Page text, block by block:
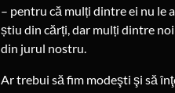
– pentru că mulți dintre ei nu le
știu din cărți, dar mulți dintre
din jurul nostru.
Ar trebui să fim modeşti şi să